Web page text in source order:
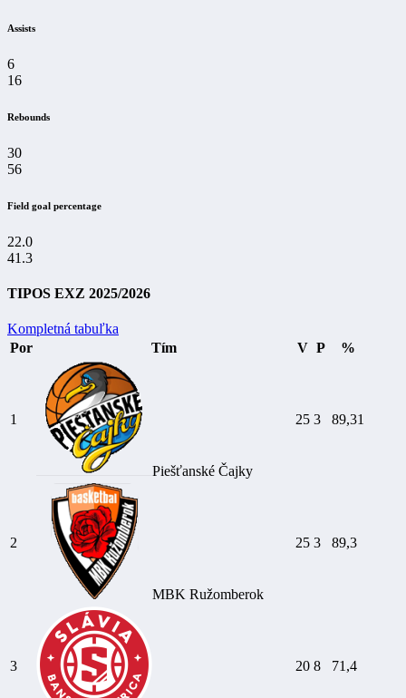
Assists
6
16
Rebounds
30
56
Field goal percentage
22.0
41.3
TIPOS EXZ 2025/2026
Kompletná tabuľka
Por
Tím V P %
1
Piešťanské Čajky
25 3 89,31
2
MBK Ružomberok
25 3 89,3
3 20 8 71,4